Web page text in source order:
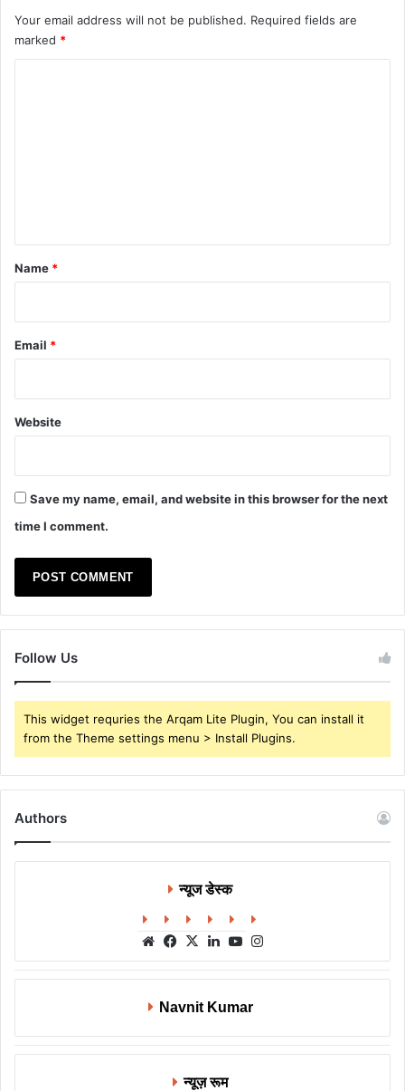
Your email address will not be published. Required fields are
marked *
*
Name *
Email *
Website
Save my name, email, and website in this browser for the next
time I comment.
Follow Us
This widget requries the Arqam Lite Plugin, You can install it
from the Theme settings menu > Install Plugins.
Authors
न्यूज डेस्क
WebsiteFacebook
X LinkedInYouTube
Navnit Kumar
न्यूज़ रूम